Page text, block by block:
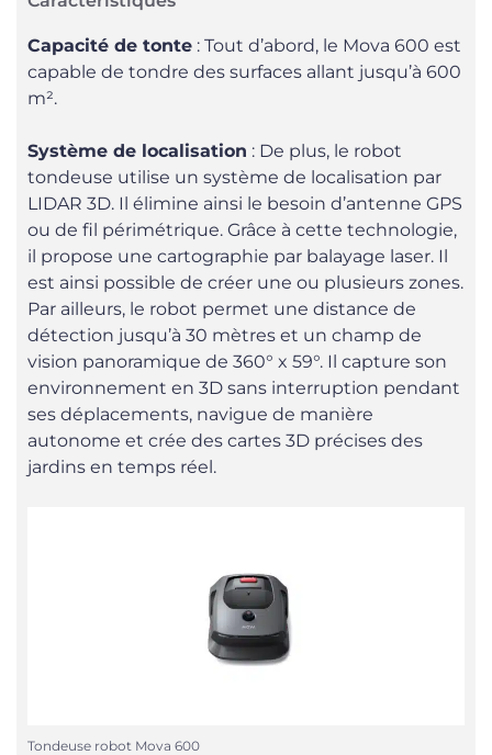
Capacité de tonte : Tout d’abord, le Mova 600 est
capable de tondre des surfaces allant jusqu’à 600
m².
Système de localisation : De plus, le robot
tondeuse utilise un système de localisation par
LIDAR 3D. Il élimine ainsi le besoin d’antenne GPS
ou de fil périmétrique. Grâce à cette technologie,
il propose une cartographie par balayage laser. Il
est ainsi possible de créer une ou plusieurs zones.
Par ailleurs, le robot permet une distance de
détection jusqu’à 30 mètres et un champ de
vision panoramique de 360° x 59°. Il capture son
environnement en 3D sans interruption pendant
ses déplacements, navigue de manière
autonome et crée des cartes 3D précises des
jardins en temps réel.
Tondeuse robot Mova 600